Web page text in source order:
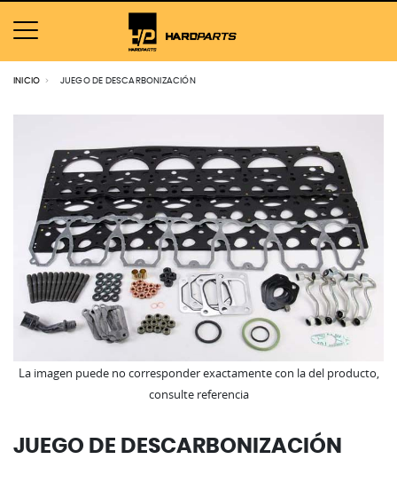
INICIO JUEGO DE DESCARBONIZACIÓN
JUEGO DE DESCARBONIZACIÓN
La imagen puede no corresponder exactamente con la del producto,
consulte referencia